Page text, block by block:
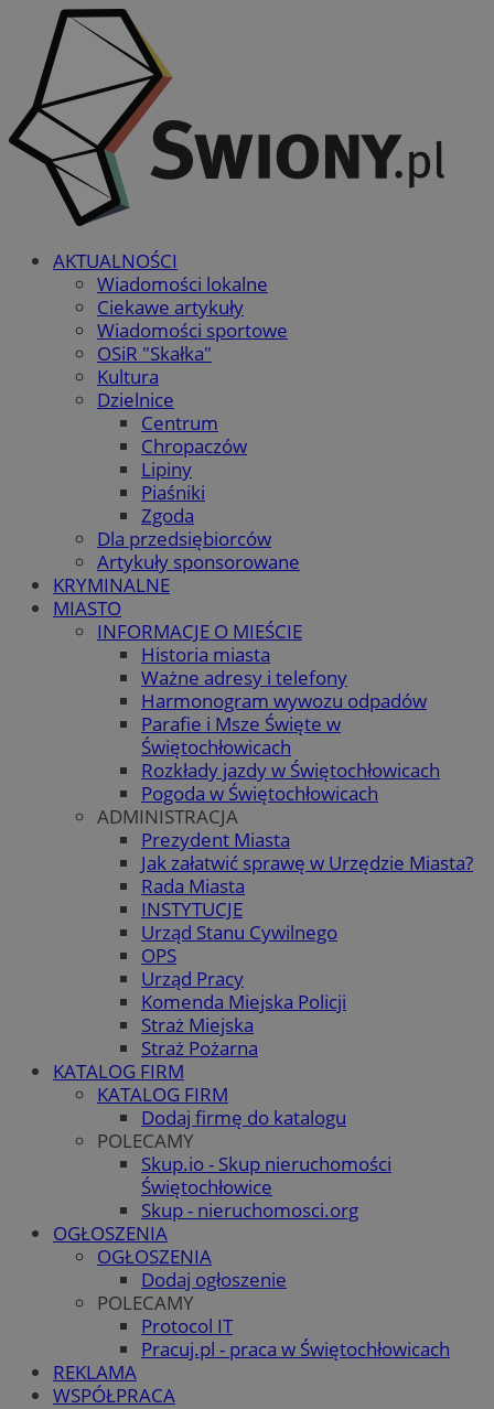
AKTUALNOŚCI
Wiadomości lokalne
Ciekawe artykuły
Wiadomości sportowe
OSiR "Skałka"
Kultura
Dzielnice
Centrum
Chropaczów
Lipiny
Piaśniki
Zgoda
Dla przedsiębiorców
Artykuły sponsorowane
KRYMINALNE
MIASTO
INFORMACJE O MIEŚCIE
Historia miasta
Ważne adresy i telefony
Harmonogram wywozu odpadów
Parafie i Msze Święte w
Świętochłowicach
Rozkłady jazdy w Świętochłowicach
Pogoda w Świętochłowicach
ADMINISTRACJA
Prezydent Miasta
Jak załatwić sprawę w Urzędzie Miasta?
Rada Miasta
INSTYTUCJE
Urząd Stanu Cywilnego
OPS
Urząd Pracy
Komenda Miejska Policji
Straż Miejska
Straż Pożarna
KATALOG FIRM
KATALOG FIRM
Dodaj firmę do katalogu
POLECAMY
Skup.io - Skup nieruchomości
Świętochłowice
Skup - nieruchomosci.org
OGŁOSZENIA
OGŁOSZENIA
Dodaj ogłoszenie
POLECAMY
Protocol IT
Pracuj.pl - praca w Świętochłowicach
REKLAMA
WSPÓŁPRACA